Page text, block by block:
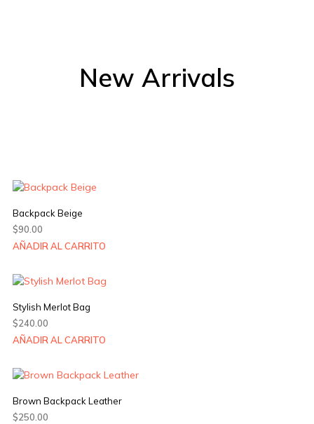
New Arrivals
Backpack Beige
$90.00
AÑADIR AL CARRITO
Stylish Merlot Bag
$240.00
AÑADIR AL CARRITO
Brown Backpack Leather
$250.00